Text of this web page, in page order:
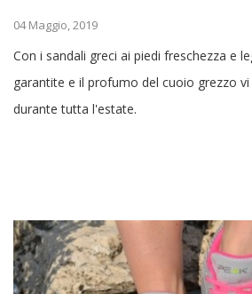
04 Maggio, 2019
Con i sandali greci ai piedi freschezza e
garantite e il profumo del cuoio grezzo
durante tutta l'estate.